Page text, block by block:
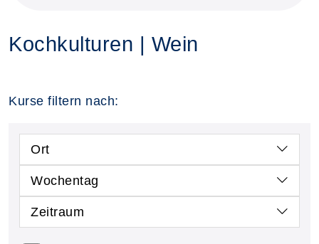
Kochkulturen | Wein
Kurse filtern nach:
Ort
Wochentag
Zeitraum